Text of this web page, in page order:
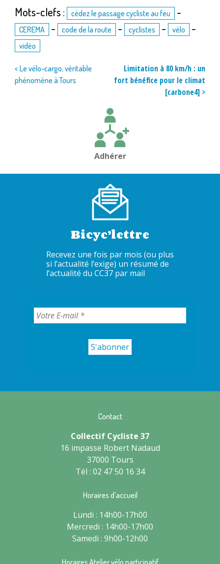
Mots-clefs : cédez le passage cycliste au feu -
CEREMA - code de la route - cyclistes - vélo -
vidéo
Navigation
de
< Le vélo-cargo, véritable
phénomène à Tours
Limitation à 80 km/h : un
fort bénéfice pour le climat
[carbone4] >
Adhérer
Bicyc’lettre
Recevez une fois par mois (ou plus
si l’actualité l’exige) un résumé de
l’actualité du CC37 par mail
Contact
Collectif Cycliste 37
16 impasse Robert Nadaud
37000 Tours
Tél : 02 47 50 16 34
Horaires d’accueil
Lundi : 14h00-17h00
Mercredi : 14h00-17h00
Samedi : 9h00-12h00
Horaires Atelier vélo participatif